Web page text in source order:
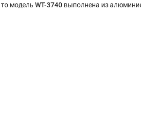
модель WT-3740 выполнена из